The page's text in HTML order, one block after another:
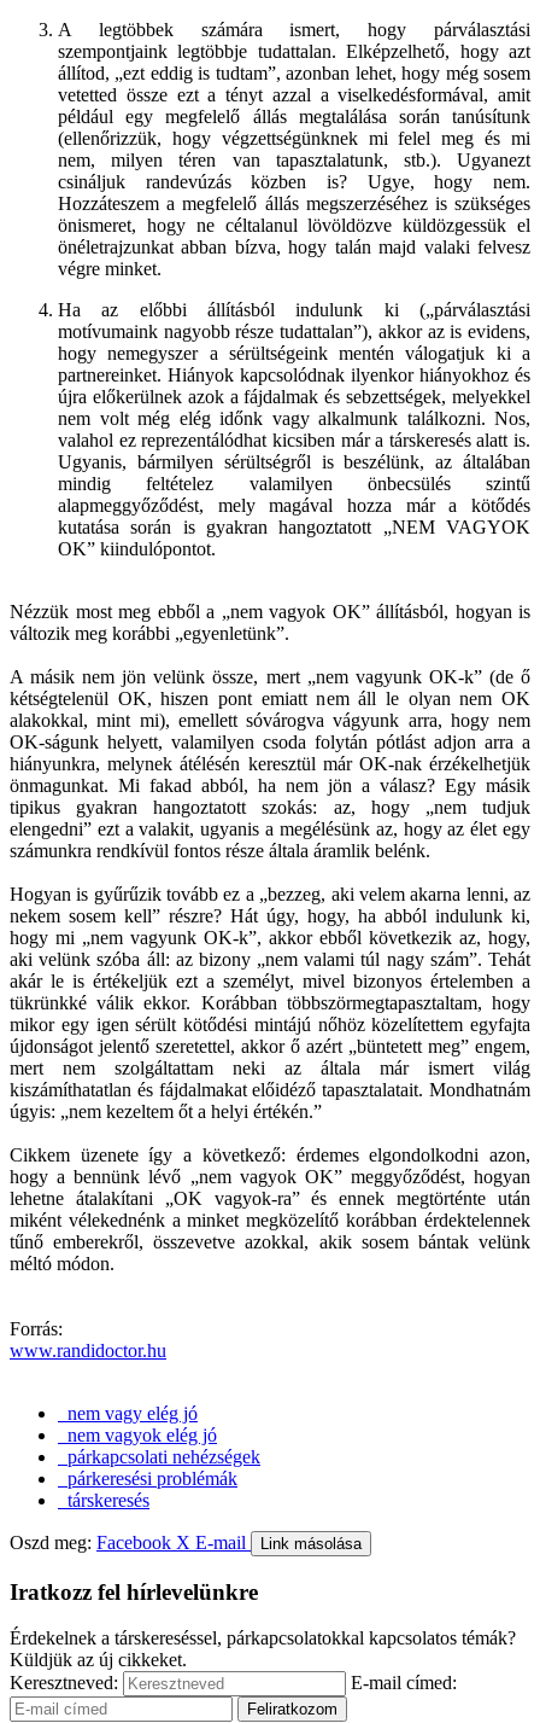
A legtöbbek számára ismert, hogy párválasztási
szempontjaink legtöbbje tudattalan. Elképzelhető, hogy azt
állítod, „ezt eddig is tudtam”, azonban lehet, hogy még sosem
vetetted össze ezt a tényt azzal a viselkedésformával, amit
például egy megfelelő állás megtalálása során tanúsítunk
(ellenőrizzük, hogy végzettségünknek mi felel meg és mi
nem, milyen téren van tapasztalatunk, stb.). Ugyanezt
csináljuk randevúzás közben is? Ugye, hogy nem.
Hozzáteszem a megfelelő állás megszerzéséhez is szükséges
önismeret, hogy ne céltalanul lövöldözve küldözgessük el
önéletrajzunkat abban bízva, hogy talán majd valaki felvesz
végre minket.
Ha az előbbi állításból indulunk ki („párválasztási
motívumaink nagyobb része tudattalan”), akkor az is evidens,
hogy nemegyszer a sérültségeink mentén válogatjuk ki a
partnereinket. Hiányok kapcsolódnak ilyenkor hiányokhoz és
újra előkerülnek azok a fájdalmak és sebzettségek, melyekkel
nem volt még elég időnk vagy alkalmunk találkozni. Nos,
valahol ez reprezentálódhat kicsiben már a társkeresés alatt is.
Ugyanis, bármilyen sérültségről is beszélünk, az általában
mindig feltételez valamilyen önbecsülés szintű
alapmeggyőződést, mely magával hozza már a kötődés
kutatása során is gyakran hangoztatott „NEM VAGYOK
OK” kiindulópontot.
Nézzük most meg ebből a „nem vagyok OK” állításból, hogyan is
változik meg korábbi „egyenletünk”.
A másik nem jön velünk össze, mert „nem vagyunk OK-k” (de ő
kétségtelenül OK, hiszen pont emiatt nem áll le olyan nem OK
alakokkal, mint mi), emellett sóvárogva vágyunk arra, hogy nem
OK-ságunk helyett, valamilyen csoda folytán pótlást adjon arra a
hiányunkra, melynek átélésén keresztül már OK-nak érzékelhetjük
önmagunkat. Mi fakad abból, ha nem jön a válasz? Egy másik
tipikus gyakran hangoztatott szokás: az, hogy „nem tudjuk
elengedni” ezt a valakit, ugyanis a megélésünk az, hogy az élet egy
számunkra rendkívül fontos része általa áramlik belénk.
Hogyan is gyűrűzik tovább ez a „bezzeg, aki velem akarna lenni, az
nekem sosem kell” részre? Hát úgy, hogy, ha abból indulunk ki,
hogy mi „nem vagyunk OK-k”, akkor ebből következik az, hogy,
aki velünk szóba áll: az bizony „nem valami túl nagy szám”. Tehát
akár le is értékeljük ezt a személyt, mivel bizonyos értelemben a
tükrünkké válik ekkor. Korábban többszörmegtapasztaltam, hogy
mikor egy igen sérült kötődési mintájú nőhöz közelítettem egyfajta
újdonságot jelentő szeretettel, akkor ő azért „büntetett meg” engem,
mert nem szolgáltattam neki az általa már ismert világ
kiszámíthatatlan és fájdalmakat előidéző tapasztalatait. Mondhatnám
úgyis: „nem kezeltem őt a helyi értékén.”
Cikkem üzenete így a következő: érdemes elgondolkodni azon,
hogy a bennünk lévő „nem vagyok OK” meggyőződést, hogyan
lehetne átalakítani „OK vagyok-ra” és ennek megtörténte után
miként vélekednénk a minket megközelítő korábban érdektelennek
tűnő emberekről, összevetve azokkal, akik sosem bántak velünk
méltó módon.
Forrás:
www.randidoctor.hu
nem vagy elég jó
nem vagyok elég jó
párkapcsolati nehézségek
párkeresési problémák
társkeresés
Oszd meg: Facebook X E-mail Link másolása
Iratkozz fel hírlevelünkre
Érdekelnek a társkereséssel, párkapcsolatokkal kapcsolatos témák?
Küldjük az új cikkeket.
Keresztneved:
E-mail címed: